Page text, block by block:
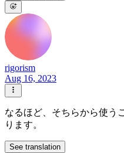
rigorism
Aug 16, 2023
なるほど、そちらから使う
ります。
See translation